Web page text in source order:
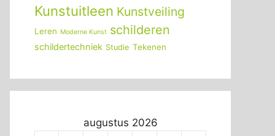
Kunstuitleen Kunstveiling
Leren Moderne Kunst schilderen
schildertechniek Studie Tekenen
augustus 2026